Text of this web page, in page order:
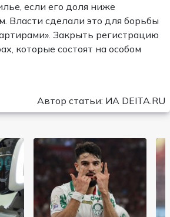
если его доля ниже
Власти сделали это для борьбы
Закрыть регистрацию
которые состоят на особом
Автор статьи: ИА DEITA.RU